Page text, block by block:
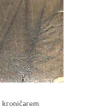
kroničarem